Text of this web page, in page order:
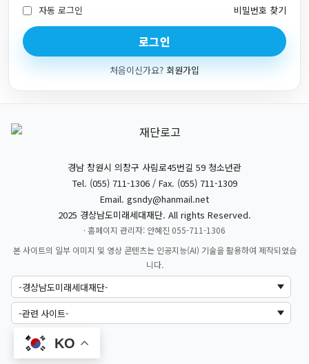
자동 로그인 비밀번호 찾기
로그인
처음이신가요? 회원가입
KO
경남 창원시 의창구 사림로45번길 59 청소년관
Tel. (055) 711-1306 / Fax. (055) 711-1309
Email. gsndy@hanmail.net
2025 경상남도미래세대재단. All rights Reserved.
· 홈페이지 관리자: 안혜진 055-711-1306
본 사이트의 일부 이미지 및 영상 콘텐츠는 인공지능(AI) 기술을 활용하여 제작되었습
니다.